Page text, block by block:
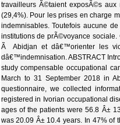
travailleurs Ã©taient exposÃ©s
(29,4%). Pour les prises en charge
indemnisables. Toutefois aucune
institutions de prÃ©voyance
Ã Abidjan et dâ€™orienter les
dâ€™indemnisation. ABSTRACT
study compensable occupational
March to 31 September 2018 in
questionnaire, we collected
registered in Ivorian occupational
ages of the patients were 56.8 Â±
was 20.09 Â± 10.4 years. In 47% of